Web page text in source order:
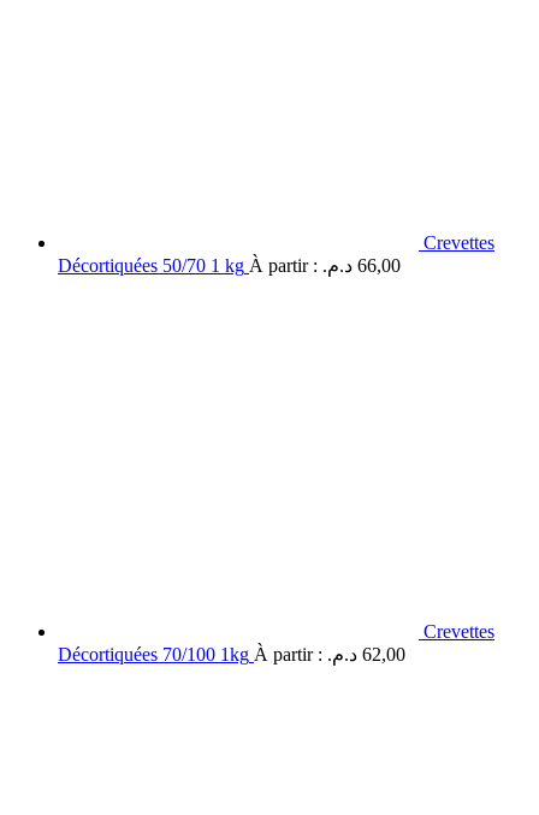
Crevettes
Décortiquées 50/70 1 kg À partir : 66,00 د.م.
Crevettes
Décortiquées 70/100 1kg À partir : 62,00 د.م.